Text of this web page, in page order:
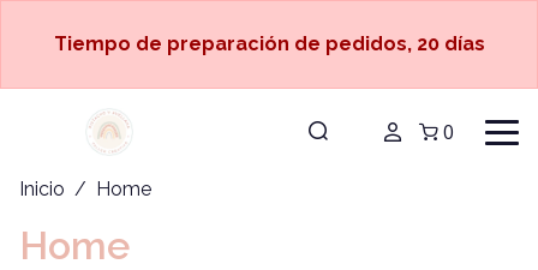
Tiempo de preparación de pedidos, 20 días
0
Inicio / Home
Home